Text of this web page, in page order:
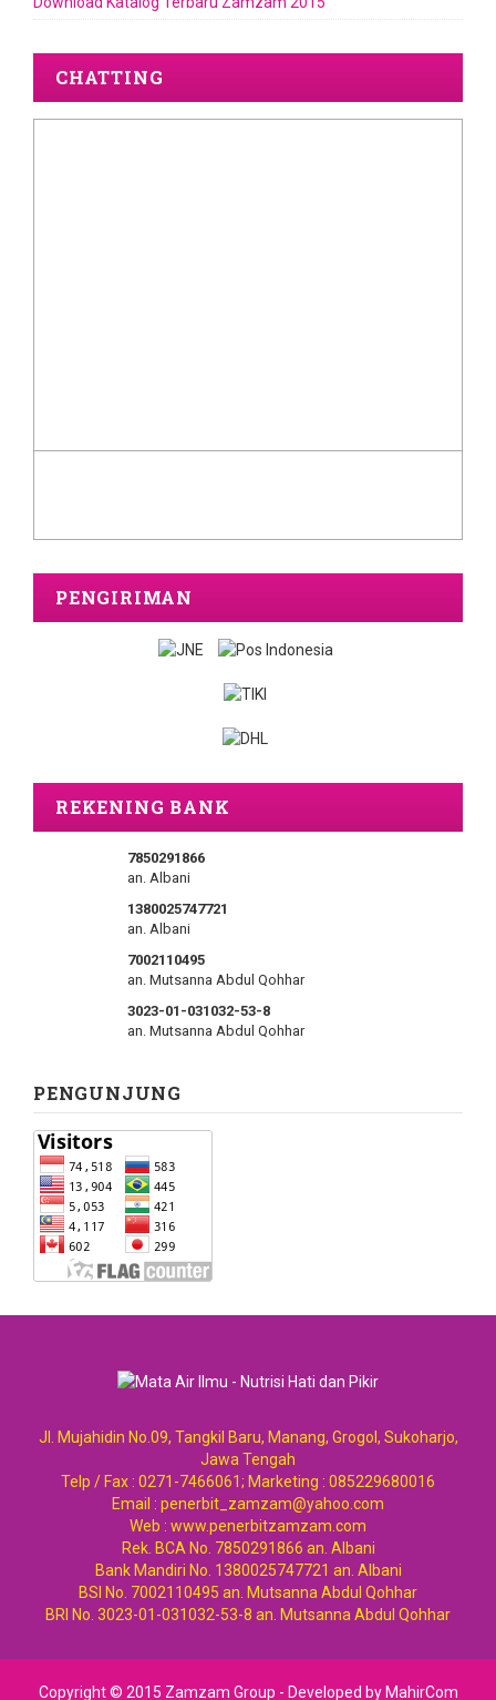
CHATTING
PENGIRIMAN
REKENING BANK
7850291866
an. Albani
1380025747721
an. Albani
7002110495
an. Mutsanna Abdul Qohhar
3023-01-031032-53-8
an. Mutsanna Abdul Qohhar
PENGUNJUNG
Jl. Mujahidin No.09, Tangkil Baru, Manang, Grogol, Sukoharjo,
Jawa Tengah
Telp / Fax : 0271-7466061; Marketing : 085229680016
Email : penerbit_zamzam@yahoo.com
Web : www.penerbitzamzam.com
Rek. BCA No. 7850291866 an. Albani
Bank Mandiri No. 1380025747721 an. Albani
BSI No. 7002110495 an. Mutsanna Abdul Qohhar
BRI No. 3023-01-031032-53-8 an. Mutsanna Abdul Qohhar
Copyright © 2015 Zamzam Group - Developed by MahirCom